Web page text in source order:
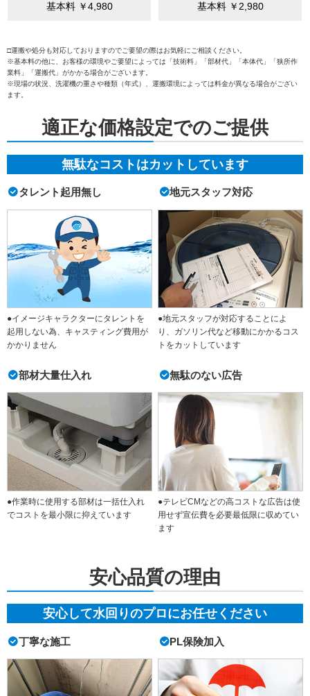
基本料 ￥4,980 基本料 ￥2,980
□運搬や処分も対応しておりますのでご要望の際はお気軽にご相談ください。
※基本料の他に、お客様の環境やご要望によっては「技術料」「部材代」「本体代」「狭所作
業料」「運搬代」がかかる場合がございます。
※現場の状況、洗濯機の重さや種類（年式）、運搬環境によっては料金が異なる場合がござい
ます。
適正な価格設定でのご提供
無駄なコストはカットしています
タレント起用無し
●イメージキャラクターにタレントを
起用しない為、キャスティング費用が
かかりません
地元スタッフ対応
●地元スタッフが対応することによ
り、ガソリン代など移動にかかるコス
トをカットしています
部材大量仕入れ
●作業時に使用する部材は一括仕入れ
でコストを最小限に抑えています
無駄のない広告
●テレビCMなどの高コストな広告は使
用せず宣伝費を必要最低限に収めてい
ます
安心品質の理由
安心して水回りのプロにお任せください
丁寧な施工 PL保険加入